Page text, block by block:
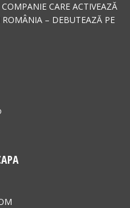
CARE ACTIVEAZĂ
– DEBUTEAZĂ PE